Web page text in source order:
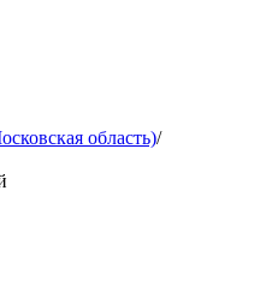
область)/